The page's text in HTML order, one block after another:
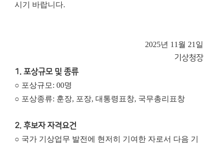
시기 바랍니다.
2025년 11월 21일
기 상청장
1. 포상규모 및 종류
○ 포상규모: 00명
○ 포상종류: 훈장, 포장, 대통령표창, 국무총리표창
2. 후보자 자격요건
○ 국가 기상업무 발전에 현저히 기여한 자로서 다음 기